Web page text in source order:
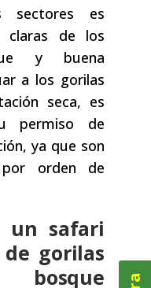
sectores es
claras de los
y buena
a los gorilas
seca, es
permiso de
ya que son
orden de
un safari
gorilas